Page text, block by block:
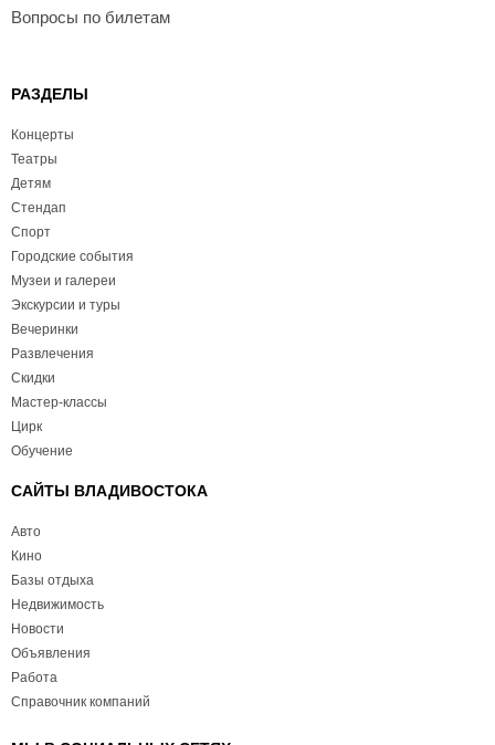
Вопросы по билетам
РАЗДЕЛЫ
Концерты
Театры
Детям
Стендап
Спорт
Городские события
Музеи и галереи
Экскурсии и туры
Вечеринки
Развлечения
Скидки
Мастер-классы
Цирк
Обучение
САЙТЫ ВЛАДИВОСТОКА
Авто
Кино
Базы отдыха
Недвижимость
Новости
Объявления
Работа
Справочник компаний